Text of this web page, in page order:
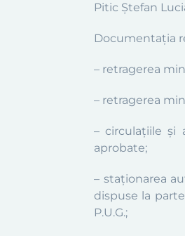
Pitic Ștefan
Documentaţia
– retragerea
– retragerea
–circulaţiile şi
aprobate;
– staționarea
dispuse la
P.U.G.;